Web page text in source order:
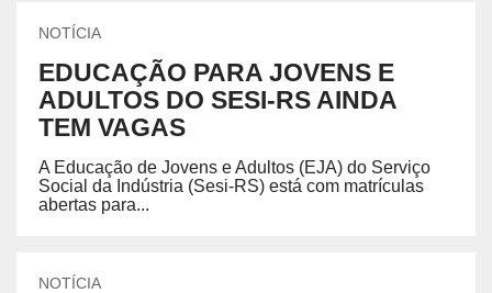
NOTÍCIA
EDUCAÇÃO PARA JOVENS E
ADULTOS DO SESI-RS AINDA
TEM VAGAS
A Educação de Jovens e Adultos (EJA) do Serviço
Social da Indústria (Sesi-RS) está com matrículas
abertas para...
NOTÍCIA